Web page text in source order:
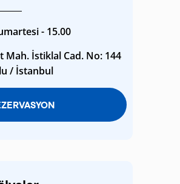
- 15.00
Mah. İstiklal Cad. No: 144
/ İstanbul